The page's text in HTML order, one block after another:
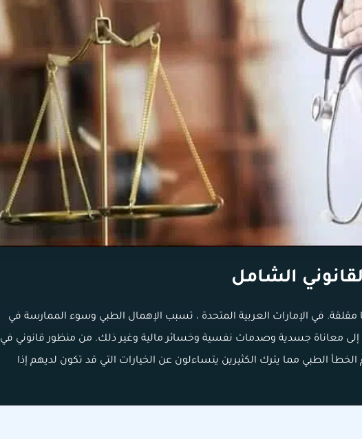
مقلقة. في الإمارات العربية المتحدة ، تسبب الإهمال الطبي وسوء الممارسة في
إلى معاناة جسدية وصدمات نفسية وخسائر مالية وغير ذلك. من منظور قانوني في
الخطأ الطبي مما يترك الكثيرين يتساءلون عن الخيارات التي قد تكون لديهم إذا